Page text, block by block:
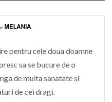
MELANIA
pentru cele doua doamne
sa se bucure de o
de multa sanatate si
de cei dragi.